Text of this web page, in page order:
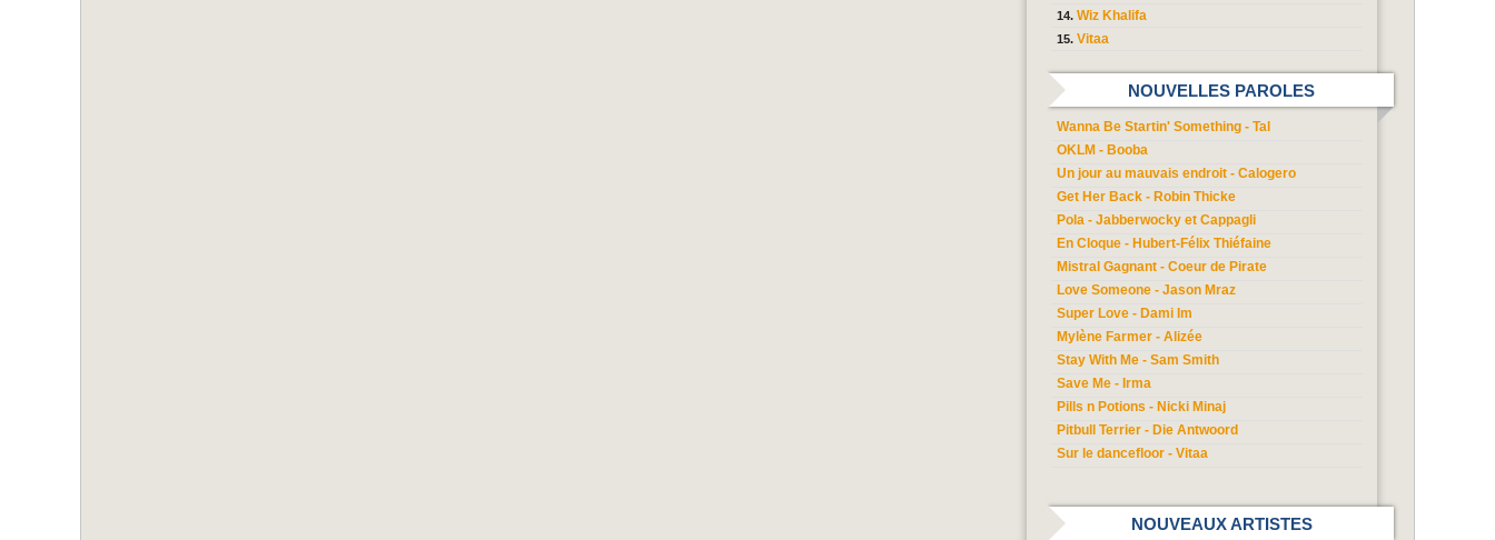
Wiz Khalifa
Vitaa
NOUVELLES PAROLES
Wanna Be Startin' Something - Tal
OKLM - Booba
Un jour au mauvais endroit - Calogero
Get Her Back - Robin Thicke
Pola - Jabberwocky et Cappagli
En Cloque - Hubert-Félix Thiéfaine
Mistral Gagnant - Coeur de Pirate
Love Someone - Jason Mraz
Super Love - Dami Im
Mylène Farmer - Alizée
Stay With Me - Sam Smith
Save Me - Irma
Pills n Potions - Nicki Minaj
Pitbull Terrier - Die Antwoord
Sur le dancefloor - Vitaa
NOUVEAUX ARTISTES